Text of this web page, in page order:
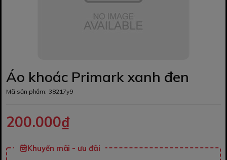
Áo khoác Primark xanh đen
Mã sản phẩm: 38217y9
200.000₫
Khuyến mãi - ưu đãi